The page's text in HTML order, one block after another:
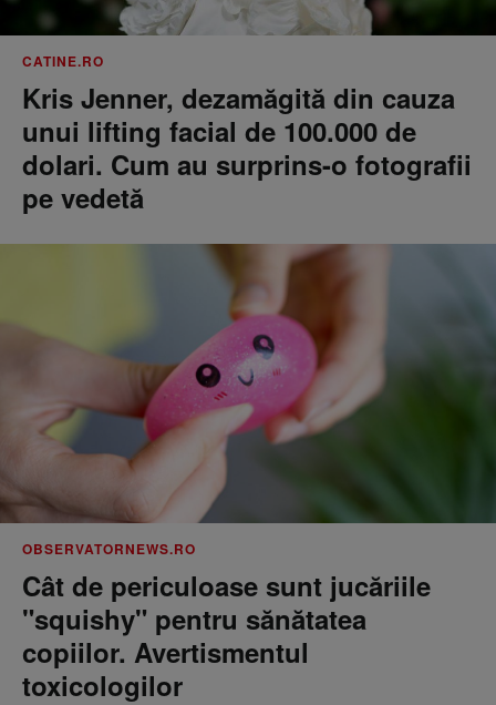
CATINE.RO
Kris Jenner, dezamăgită din cauza
unui lifting facial de 100.000 de
dolari. Cum au surprins-o fotografii
pe vedetă
OBSERVATORNEWS.RO
Cât de periculoase sunt jucăriile
"squishy" pentru sănătatea
copiilor. Avertismentul
toxicologilor